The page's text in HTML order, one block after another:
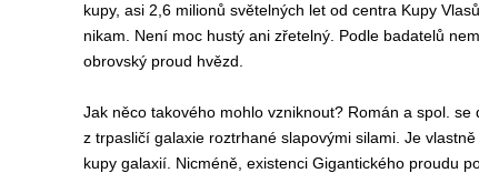
kupy, asi 2,6 milionů světelných let od centra Kupy
nikam. Není moc hustý ani zřetelný. Podle badatelů
obrovský proud hvězd.
Jak něco takového mohlo vzniknout? Román a spol.
z trpasličí galaxie roztrhané slapovými silami. Je
kupy galaxií. Nicméně, existenci Gigantického proudu